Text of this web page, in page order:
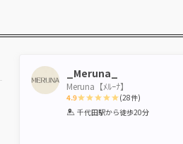
_Meruna_
Meruna【ﾒﾙｰﾅ】
4.9
1 2 3 4 5
(28件)
千代田駅から徒歩20分